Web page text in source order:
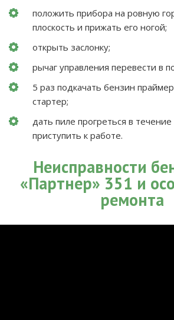
положить прибора на ровную
плоскость и прижать его ногой;
открыть заслонку;
рычаг управления перевести в
5 раз подкачать бензин
стартер;
дать пиле прогреться в
приступить к работе.
Неисправности
«Партнер» 351 и
ремонта